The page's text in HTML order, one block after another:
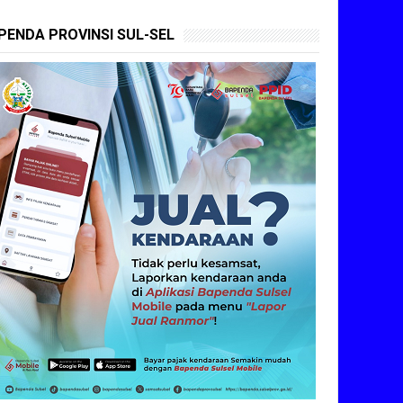
PROVINSI SUL-SEL